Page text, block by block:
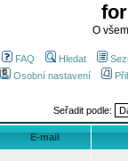
O
FAQ Hledat
Osobní nastavení
Seřadit podle:
E-mail